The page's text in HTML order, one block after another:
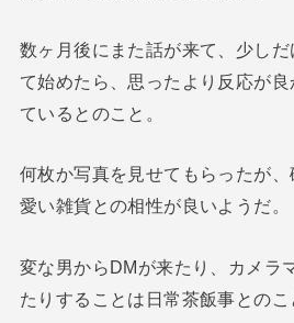
数ヶ月後にまた話が来て、少し
て始めたら、思ったより反応が
ているとのこと。
何枚か写真を見せてもらったが
愛い雑貨との相性が良いようだ。
変な男からDMが来たり、カメラ
たりすることは日常茶飯事とのこ